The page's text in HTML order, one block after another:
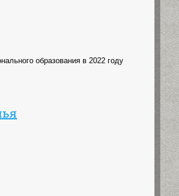
образования в 2022 году